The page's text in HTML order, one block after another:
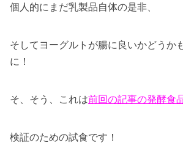
個人的にまだ乳製品自体の是非、
そしてヨーグルトが腸に良いかどうか
に！
そ、そう、これは前回の記事の発酵食
検証のための試食です！